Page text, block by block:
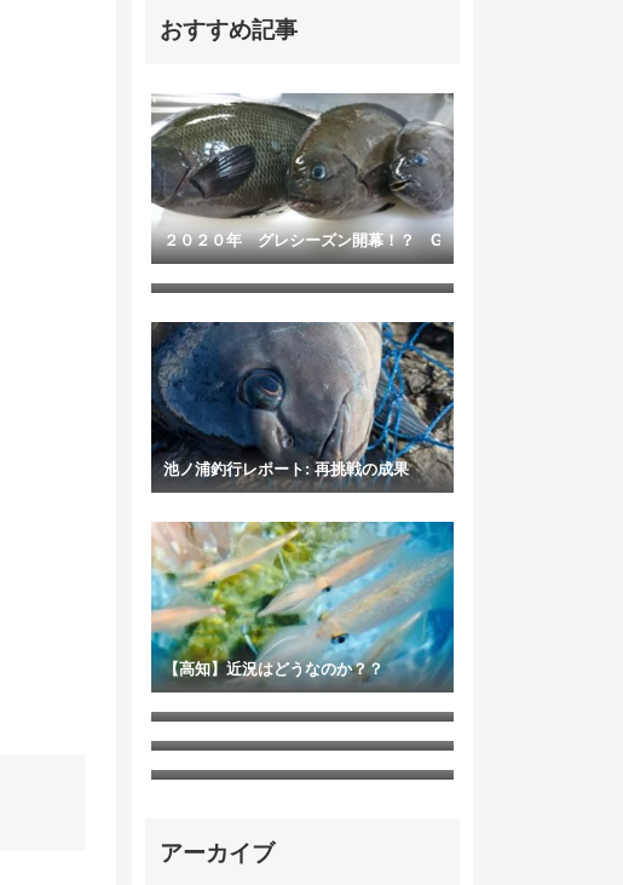
おすすめ記事
２０２０年 グレシーズン開幕！？ Goto 中土佐町久礼
久礼・ワラグロ（ワラ黒）にフィッシング高知が初の単独渡磯
池ノ浦釣行レポート: 再挑戦の成果
【高知】近況はどうなのか？？
先日の浦ノ内のポイントをこっそり教えます
丸ボウズ！！ 釣れない裏に理由あり！！ 釣れなかった原因３
【高知】噂のあの場所で爆釣報告あり！！
アーカイブ